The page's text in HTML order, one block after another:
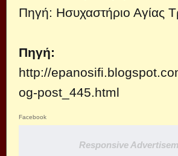
Πηγή: Ησυχαστήριο Αγίας
Πηγή:
http://
og-post_445.html
Facebook
Responsive